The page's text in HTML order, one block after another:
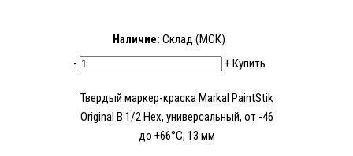
Наличие: Склад (МСК)
-
+Купить
Твердый маркер-краска Markal PaintStik
Original B 1/2 Hex, универсальный, от -46
до +66°C, 13 мм